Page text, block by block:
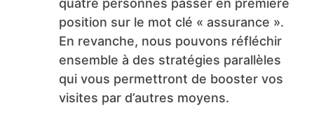
quatre personnes passer en première
position sur le mot clé « assurance ».
En revanche, nous pouvons réfléchir
ensemble à des stratégies parallèles
qui vous permettront de booster vos
visites par d’autres moyens.